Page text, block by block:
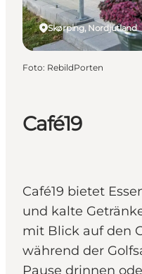
Café19
Café19 bietet
und kalte
mit Blick auf den
während der
Pause drinnen
Skørping, Nordjütland
Foto: RebildPorten